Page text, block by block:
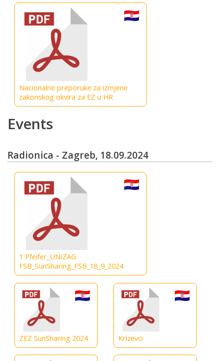
Nacionalne preporuke za izmjene
zakonskog okvira za EZ u HR
Events
Radionica - Zagreb, 18.09.2024
1 Pfeifer_UNIZAG
FSB_SunSharing_FSB_18_9_2024
ZEZ SunSharing 2024 Krizevci